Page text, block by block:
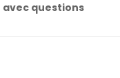
avec questions